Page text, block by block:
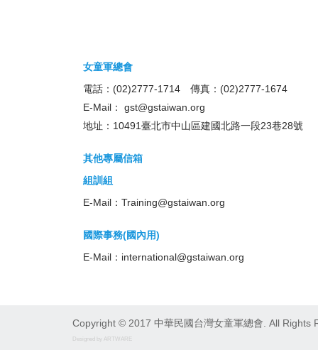
女童軍總會
電話：(02)2777-1714 傳真：(02)2777-1674
E-Mail： gst@gstaiwan.org
地址：10491臺北市中山區建國北路一段23巷28號
其他專屬信箱
組訓組
E-Mail： Training@gstaiwan.org
國際事務(國內用)
E-Mail： international@gstaiwan.org
Copyright © 2017 中華民國台灣女童軍總會. All Rights
Designed by ARTWARE